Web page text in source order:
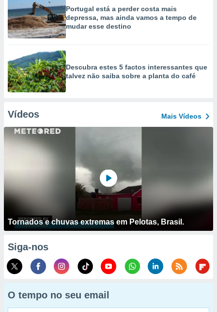
Portugal está a perder costa mais
depressa, mas ainda vamos a tempo de
mudar esse destino
Descubra estes 5 factos interessantes que
talvez não saiba sobre a planta do café
Vídeos Mais Vídeos
Tornados e chuvas extremas em Pelotas, Brasil.
Siga-nos
O tempo no seu email